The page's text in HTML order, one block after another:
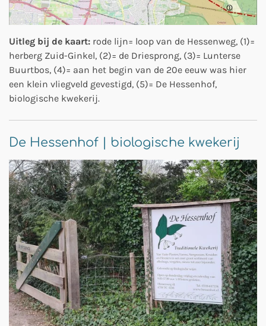
Uitleg bij de kaart: rode lijn= loop van de Hessenweg, (1)=
herberg Zuid-Ginkel, (2)= de Driesprong, (3)= Lunterse
Buurtbos, (4)= aan het begin van de 20e eeuw was hier
een klein vliegveld gevestigd, (5)= De Hessenhof,
biologische kwekerij.
De Hessenhof | biologische kwekerij